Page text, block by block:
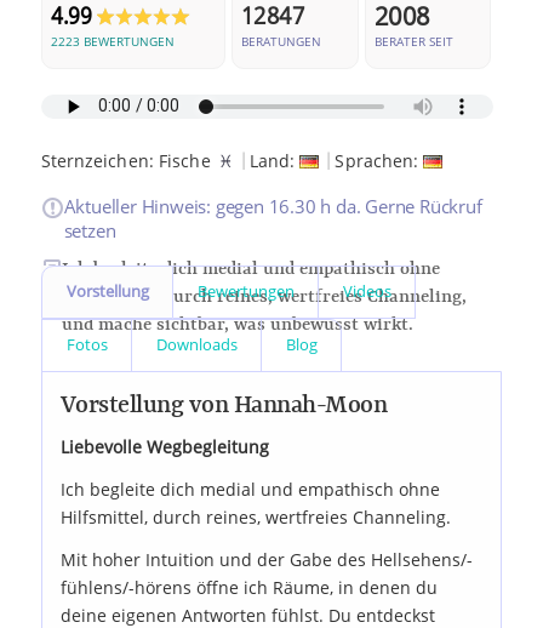
4.99
2223 BEWERTUNGEN
12847
BERATUNGEN
2008
BERATER SEIT
Sternzeichen: Fische ♓ | Land: | Sprachen:
Aktueller Hinweis: gegen 16.30 h da. Gerne Rückruf
setzen
Ich begleite dich medial und empathisch ohne
Hilfsmittel, durch reines, wertfreies Channeling,
und mache sichtbar, was unbewusst wirkt.
Vorstellung Bewertungen Videos
Fotos Downloads Blog
Vorstellung von Hannah-Moon
Liebevolle Wegbegleitung
Ich begleite dich medial und empathisch ohne
Hilfsmittel, durch reines, wertfreies Channeling.
Mit hoher Intuition und der Gabe des Hellsehens/-
fühlens/-hörens öffne ich Räume, in denen du
deine eigenen Antworten fühlst. Du entdeckst